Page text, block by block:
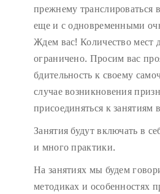
прежнему транслироваться
еще и с одновременными
Ждем вас! Количество мест
ограничено. Просим вас
бдительность к своему
случае возникновения
присоединяться к занятиям
Занятия будут включать в
и много практики.
На занятиях мы будем
методиках и особенностях